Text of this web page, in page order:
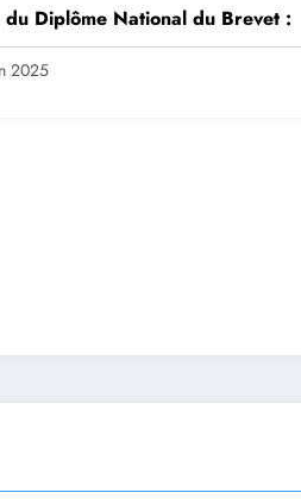
Diplôme National du Brevet :
2025